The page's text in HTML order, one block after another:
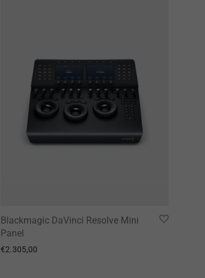
Blackmagic DaVinci Resolve Mini
Panel
€2.305,00